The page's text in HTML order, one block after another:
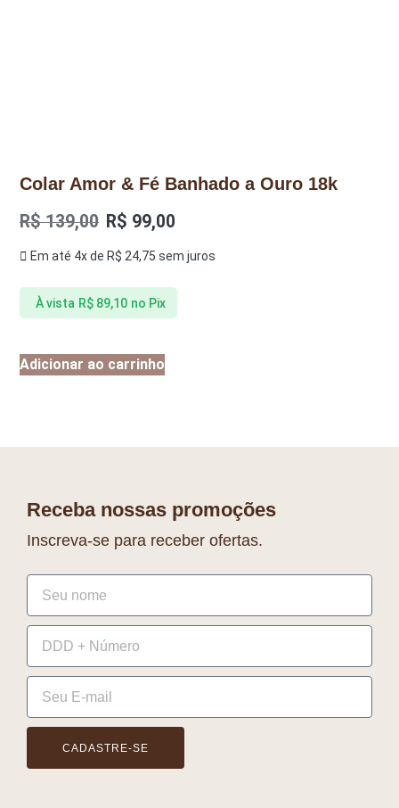
Colar Amor & Fé Banhado a Ouro 18k
R$139,00 R$ 99,00
Em até 4x de R$ 24,75 sem juros
À vista R$89,10 no Pix
Adicionar ao carrinho
Receba nossas promoções
Inscreva-se para receber ofertas.
CADASTRE-SE